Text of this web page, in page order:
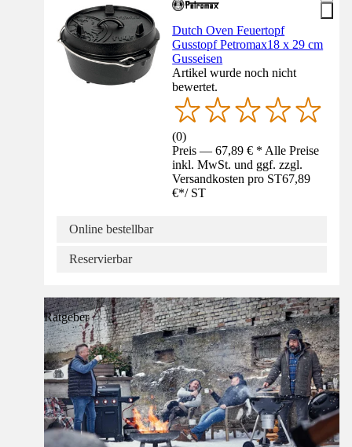
Dutch Oven Feuertopf
Gusstopf Petromax18 x 29 cm
Gusseisen
Artikel wurde noch nicht
bewertet.
(0)
Preis — 67,89 € * Alle Preise
inkl. MwSt. und ggf. zzgl.
Versandkosten pro ST67,89
€*/ ST
Online bestellbar
Reservierbar
Ratgeber